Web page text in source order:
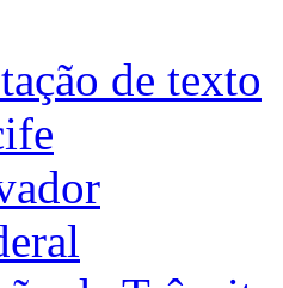
de texto